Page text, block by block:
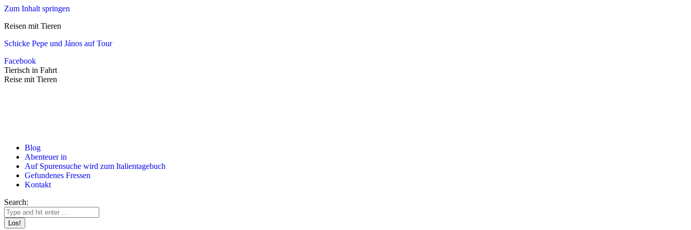
Zum Inhalt springen
Reisen mit Tieren
Schicke Pepe und János auf Tour
Facebook
Tierisch in Fahrt
Reise mit Tieren
Blog
Abenteuer in
Auf Spurensuche wird zum Italientagebuch
Gefundenes Fressen
Kontakt
Search: